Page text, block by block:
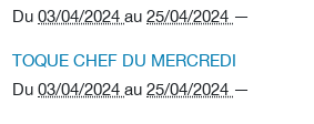
Du 03/04/2024 au 25/04/2024 —
TOQUE CHEF DU MERCREDI
Du 03/04/2024 au 25/04/2024 —